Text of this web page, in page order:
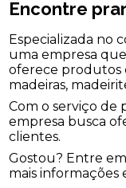
Encontre
Especializada no
uma empresa que
oferece produtos
madeiras,
Com o serviço de
empresa busca
clientes.
Gostou? Entre
mais informações